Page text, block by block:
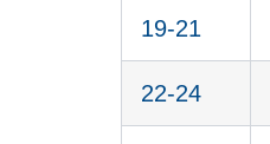
19-21
22-24